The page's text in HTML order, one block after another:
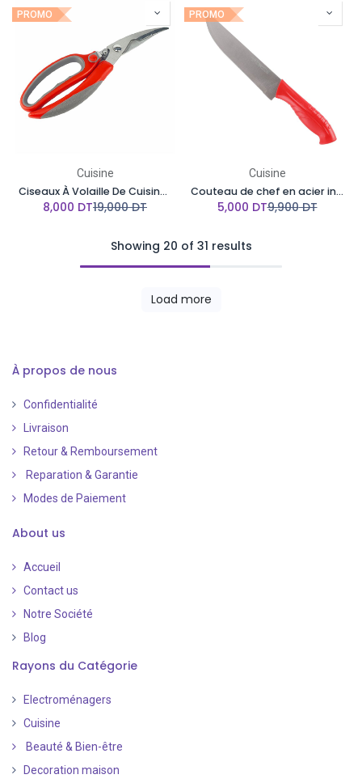
PROMO
Cuisine
Ciseaux À Volaille De Cuisine-Stainless Steel
8,000 DT19,000DT
PROMO
Cuisine
Couteau de chef en acier inoxydable - 20 cm (8") Rouge
5,000 DT9,900DT
Showing 20 of 31 results
Load more
À propos de nous
Confidentialité
Livraison
Retour & Remboursement
Reparation & Garantie
Modes de Paiement
About us
Accueil
Contact us
Notre Société
Blog
Rayons du Catégorie
Electroménagers
Cuisine
Beauté & Bien-être
Decoration maison